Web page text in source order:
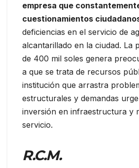
empresa que
cuestionamientos
deficiencias en el servicio de
alcantarillado en la ciudad. La
de 400 mil soles genera
a que se trata de recursos
institución que arrastra
estructurales y demandas
inversión en infraestructura y
servicio.
R.C.M.